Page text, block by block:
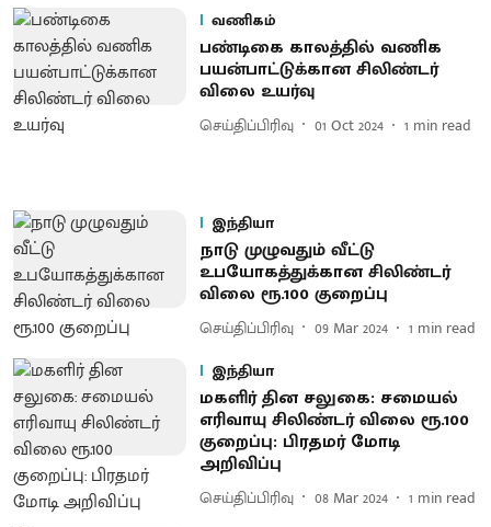
வணிகம்
பண்டிகை காலத்தில் வணிக
பயன்பாட்டுக்கான சிலிண்டர்
விலை உயர்வு
செய்திப்பிரிவு 01 Oct 2024 1 min read
இந்தியா
நாடு முழுவதும் வீட்டு
உபயோகத்துக்கான சிலிண்டர்
விலை ரூ.100 குறைப்பு
செய்திப்பிரிவு 09 Mar 2024 1 min read
இந்தியா
மகளிர் தின சலுகை: சமையல்
எரிவாயு சிலிண்டர் விலை ரூ.100
குறைப்பு: பிரதமர் மோடி
அறிவிப்பு
செய்திப்பிரிவு 08 Mar 2024 1 min read